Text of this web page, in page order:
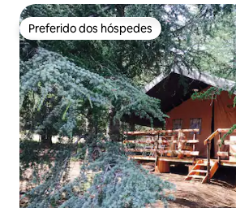
Preferido dos hóspedes
Preferido dos hóspedes